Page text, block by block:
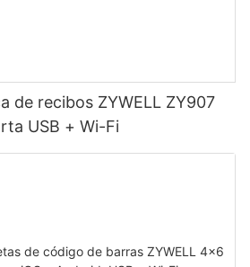
de recibos ZYWELL ZY907
USB + Wi-Fi